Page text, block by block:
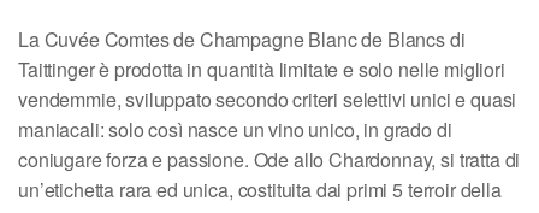
La Cuvée Comtes de Champagne Blanc de Blancs di
Taittinger è prodotta in quantità limitate e solo nelle migliori
vendemmie, sviluppato secondo criteri selettivi unici e quasi
maniacali: solo così nasce un vino unico, in grado di
coniugare forza e passione. Ode allo Chardonnay, si tratta di
un’etichetta rara ed unica, costituita dai primi 5 terroir della